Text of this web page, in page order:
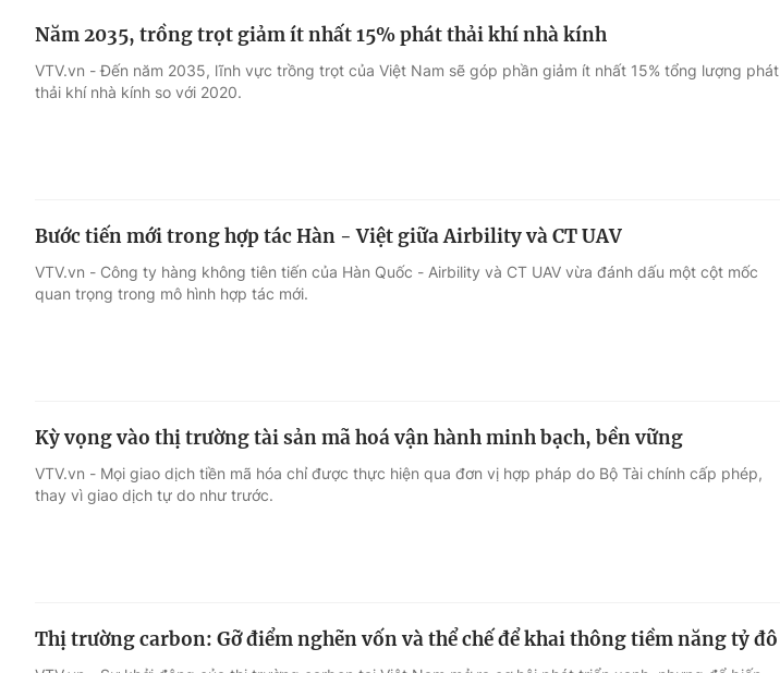
Năm 2035, trồng trọt giảm ít nhất 15% phát thải khí nhà kính
VTV.vn - Đến năm 2035, lĩnh vực trồng trọt của Việt Nam sẽ góp phần giảm ít nhất 15% tổng lượng phát
thải khí nhà kính so với 2020.
Bước tiến mới trong hợp tác Hàn - Việt giữa Airbility và CT UAV
VTV.vn - Công ty hàng không tiên tiến của Hàn Quốc - Airbility và CT UAV vừa đánh dấu một cột mốc
quan trọng trong mô hình hợp tác mới.
Kỳ vọng vào thị trường tài sản mã hoá vận hành minh bạch, bền vững
VTV.vn - Mọi giao dịch tiền mã hóa chỉ được thực hiện qua đơn vị hợp pháp do Bộ Tài chính cấp phép,
thay vì giao dịch tự do như trước.
Thị trường carbon: Gỡ điểm nghẽn vốn và thể chế để khai thông tiềm năng tỷ đô